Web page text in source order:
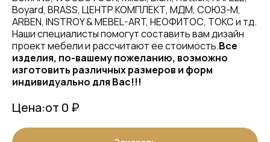
Boyard, BRASS, ЦЕНТР КОМПЛЕКТ, МДМ, СОЮЗ-М,
ARBEN, INSTROY & MEBEL-ART, НЕОФИТОС, ТОКС и тд.
Наши специалисты помогут составить вам дизайн
проект мебели и рассчитают ее стоимость.Все
изделия, по-вашему пожеланию, возможно
изготовить различных размеров и форм
индивидуально для Вас!!!
Цена:от 0 ₽